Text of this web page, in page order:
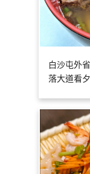
白沙屯外
落大道看